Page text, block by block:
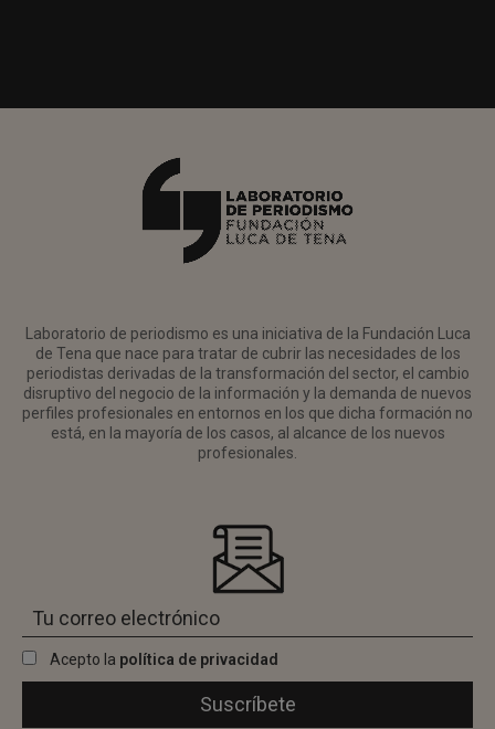
Laboratorio de periodismo es una iniciativa de la Fundación Luca
de Tena que nace para tratar de cubrir las necesidades de los
periodistas derivadas de la transformación del sector, el cambio
disruptivo del negocio de la información y la demanda de nuevos
perfiles profesionales en entornos en los que dicha formación no
está, en la mayoría de los casos, al alcance de los nuevos
profesionales.
Acepto la política de privacidad